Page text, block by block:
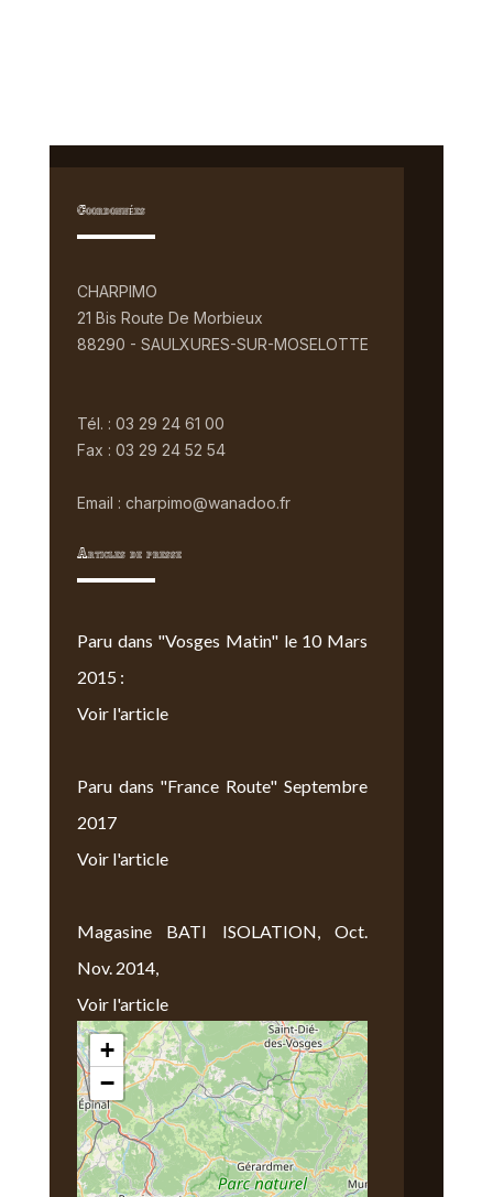
Coordonnées
CHARPIMO
21 Bis Route De Morbieux
88290 - SAULXURES-SUR-MOSELOTTE
Tél. : 03 29 24 61 00
Fax : 03 29 24 52 54
Email : charpimo@wanadoo.fr
Articles de presse
Paru dans "Vosges Matin" le 10 Mars
2015 :
Voir l'article
Paru dans "France Route" Septembre
2017
Voir l'article
Magasine BATI ISOLATION, Oct.
Nov. 2014,
Voir l'article
Nous Trouver
+
−